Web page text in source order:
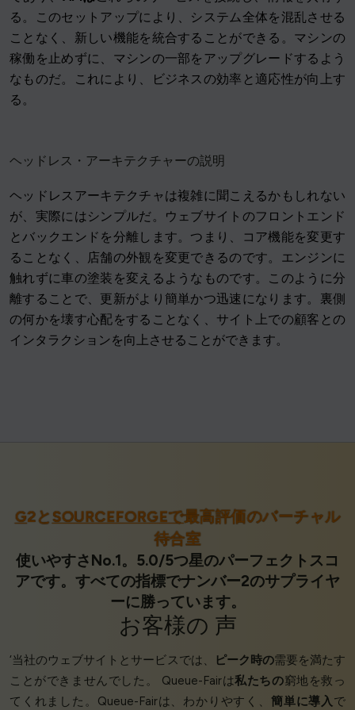
る。このセットアップにより、システム全体を混乱させる
ことなく、新しい機能を統合することができる。マシンの
稼働を止めずに、マシンの一部をアップグレードするよう
なものだ。これにより、ビジネスの効率と適応性が向上す
る。
ヘッドレス・アーキテクチャーの説明
ヘッドレスアーキテクチャは複雑に聞こえるかもしれない
が、実際にはシンプルだ。ウェブサイトのフロントエンド
とバックエンドを分離します。つまり、コア機能を変更す
ることなく、店舗の外観を変更できるのです。エンジンに
触れずに車の塗装を変えるようなものです。このように分
離することで、更新がより簡単かつ迅速になります。裏側
の何かを壊す心配をすることなく、サイト上での顧客との
インタラクションを向上させることができます。
G2とSOURCEFORGEで最高評価のバーチャル
待合室
使いやすさNo.1。5.0/5つ星のパーフェクトスコ
アです。すべての指標でナンバー2のサプライヤ
ーに勝っています。
お客様の 声
‘当社のウェブサイトとサービスでは、 ピーク時の需要を満たす
ことができませんでした。 Queue-Fairは私たちの窮地を救っ
てくれました。Queue-Fairは、わかりやすく、 簡単に導入で